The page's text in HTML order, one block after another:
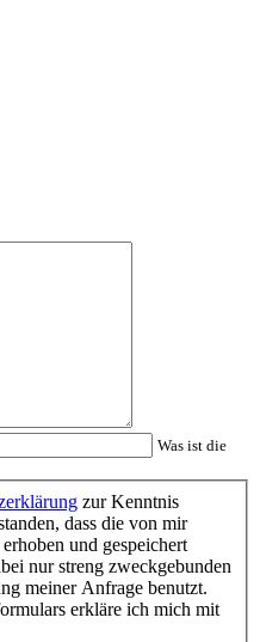
Was ist die
zur Kenntnis
dass die von mir
und gespeichert
nur streng zweckgebunden
meiner Anfrage benutzt.
erkläre ich mich mit